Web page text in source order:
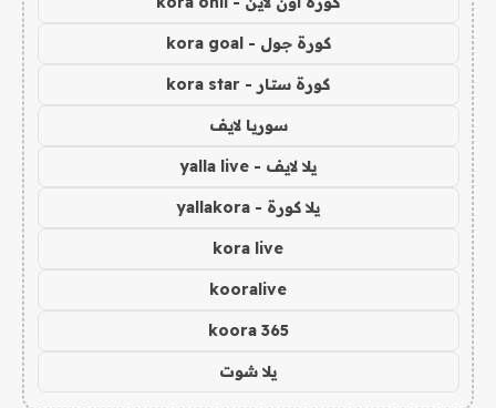
كورة جول - kora goal
كورة ستار - kora star
سوريا لايف
يلا لايف - yalla live
يلا كورة - yallakora
kora live
kooralive
koora 365
يلا شوت